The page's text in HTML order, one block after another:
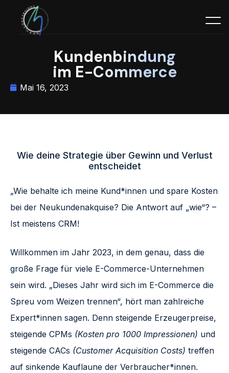
Kundenbindung
im E-Commerce
Mai 16, 2023
Wie deine Strategie über Gewinn und Verlust
entscheidet
„Wie behalte ich meine Kund*innen und spare Kosten
bei der Neukundenakquise? Die Antwort auf „wie“? –
Ist meistens CRM!
Willkommen im Jahr 2023, in dem genau, dass die
große Frage für viele E-Commerce-Unternehmen
sein wird. „Dieses Jahr wird sich im E-Commerce die
Spreu vom Weizen trennen“, hört man zahlreiche
Expert*innen sagen. Denn steigende Erzeugerpreise,
steigende CPMs (Kosten pro 1000 Impressionen) und
steigende CACs (Customer Acquisition Costs) treffen
auf sinkende Kauflaune der Verbraucher*innen.